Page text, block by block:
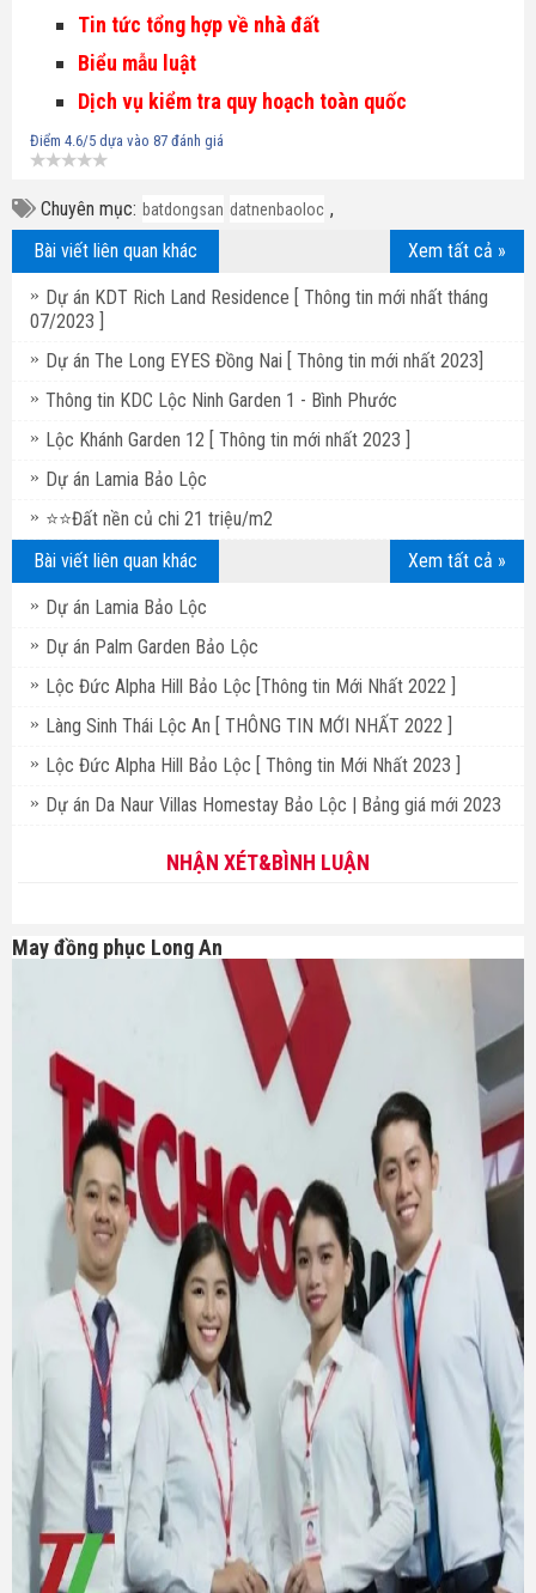
Tin tức tổng hợp về nhà đất
Biểu mẫu luật
Dịch vụ kiểm tra quy hoạch toàn quốc
Điểm 4.6/5 dựa vào 87 đánh giá
Chuyên mục: batdongsan ,
datnenbaoloc
Xem tất cả »
Bài viết liên quan khác
Dự án KDT Rich Land Residence [ Thông tin mới nhất tháng
07/2023 ]
Dự án The Long EYES Đồng Nai [ Thông tin mới nhất 2023]
Thông tin KDC Lộc Ninh Garden 1 - Bình Phước
Lộc Khánh Garden 12 [ Thông tin mới nhất 2023 ]
Dự án Lamia Bảo Lộc
⭐⭐Đất nền củ chi 21 triệu/m2
Xem tất cả »
Bài viết liên quan khác
Dự án Lamia Bảo Lộc
Dự án Palm Garden Bảo Lộc
Lộc Đức Alpha Hill Bảo Lộc [Thông tin Mới Nhất 2022 ]
Làng Sinh Thái Lộc An [ THÔNG TIN MỚI NHẤT 2022 ]
Lộc Đức Alpha Hill Bảo Lộc [ Thông tin Mới Nhất 2023 ]
Dự án Da Naur Villas Homestay Bảo Lộc | Bảng giá mới 2023
NHẬN XÉT&BÌNH LUẬN
May đồng phục Long An